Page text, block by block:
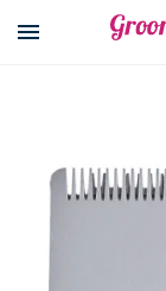
Przejdź